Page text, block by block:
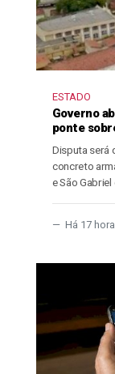
ESTADO
Governo
ponte
Disputa será
concreto
e São
Há 17